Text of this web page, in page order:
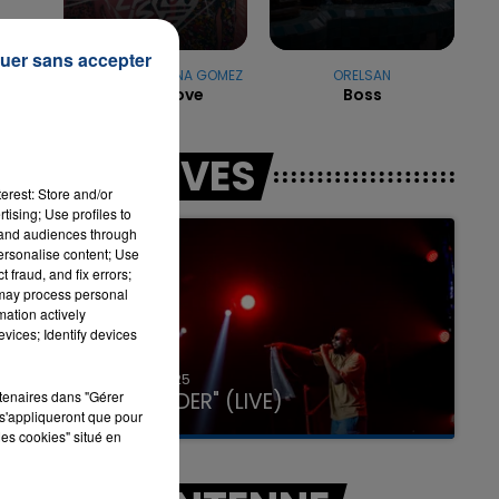
16h00 - 20h00
DJ SNAKE & SELENA GOMEZ
Selfish Love
ORELSAN
Boss
LES LIVES
31 janvier 2025
GIMS "SPIDER" (LIVE)
Store and/or
Use profiles to
audiences through
content; Use
fraud, and fix errors;
process personal
actively
Identify devices
dans "Gérer
que pour
cookies" situé en
sans accepter